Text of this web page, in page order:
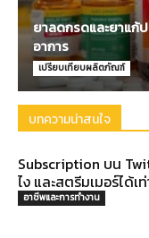
ยาลดกรดและยาแก้
อาการ
เปรียบเทียบผลิตภัณฑ์
บทความน่าสนใจ
Subscription บน
ไง และสตรีมเมอร์ได้เ
อาชีพและการทำงาน